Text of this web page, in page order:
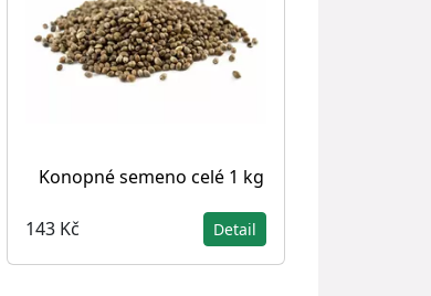
Konopné semeno celé 1 kg
143 Kč Detail